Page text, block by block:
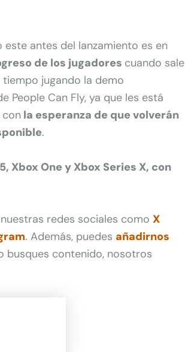
este antes del lanzamiento es en
de los jugadores cuando sale
jugando la demo
People Can Fly, ya que les está
con la esperanza de que volverán
.
Xbox One y Xbox Series X, con
redes sociales como X
. Además, puedes añadirnos
busques contenido, nosotros